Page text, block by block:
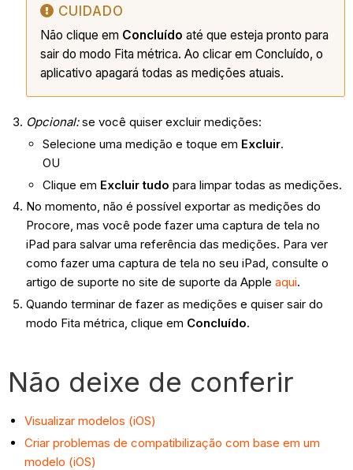
CUIDADO
Não clique em Concluído até que esteja pronto para
sair do modo Fita métrica. Ao clicar em Concluído, o
aplicativo apagará todas as medições atuais.
Opcional:se você quiser excluir medições:
Selecione uma medição e toque em Excluir.
OU
Clique em Excluir tudo para limpar todas as medições.
No momento, não é possível exportar as medições do
Procore, mas você pode fazer uma captura de tela no
iPad para salvar uma referência das medições. Para ver
como fazer uma captura de tela no seu iPad, consulte o
artigo de suporte no site de suporte da Apple aqui.
Quando terminar de fazer as medições e quiser sair do
modo Fita métrica, clique em Concluído.
Não deixe de conferir
Visualizar modelos (iOS)
Criar problemas de compatibilização com base em um
modelo (iOS)